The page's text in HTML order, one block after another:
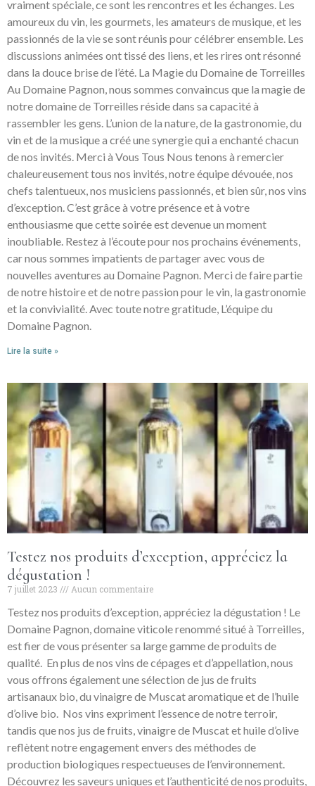
vraiment spéciale, ce sont les rencontres et les échanges. Les
amoureux du vin, les gourmets, les amateurs de musique, et les
passionnés de la vie se sont réunis pour célébrer ensemble. Les
discussions animées ont tissé des liens, et les rires ont résonné
dans la douce brise de l’été. La Magie du Domaine de Torreilles
Au Domaine Pagnon, nous sommes convaincus que la magie de
notre domaine de Torreilles réside dans sa capacité à
rassembler les gens. L’union de la nature, de la gastronomie, du
vin et de la musique a créé une synergie qui a enchanté chacun
de nos invités. Merci à Vous Tous Nous tenons à remercier
chaleureusement tous nos invités, notre équipe dévouée, nos
chefs talentueux, nos musiciens passionnés, et bien sûr, nos vins
d’exception. C’est grâce à votre présence et à votre
enthousiasme que cette soirée est devenue un moment
inoubliable. Restez à l’écoute pour nos prochains événements,
car nous sommes impatients de partager avec vous de
nouvelles aventures au Domaine Pagnon. Merci de faire partie
de notre histoire et de notre passion pour le vin, la gastronomie
et la convivialité. Avec toute notre gratitude, L’équipe du
Domaine Pagnon.
Lire la suite »
Testez nos produits d’exception, appréciez la
dégustation !
7 juillet 2023 Aucun commentaire
Testez nos produits d’exception, appréciez la dégustation ! Le
Domaine Pagnon, domaine viticole renommé situé à Torreilles,
est fier de vous présenter sa large gamme de produits de
qualité. En plus de nos vins de cépages et d’appellation, nous
vous offrons également une sélection de jus de fruits
artisanaux bio, du vinaigre de Muscat aromatique et de l’huile
d’olive bio. Nos vins expriment l’essence de notre terroir,
tandis que nos jus de fruits, vinaigre de Muscat et huile d’olive
reflètent notre engagement envers des méthodes de
production biologiques respectueuses de l’environnement.
Découvrez les saveurs uniques et l’authenticité de nos produits,